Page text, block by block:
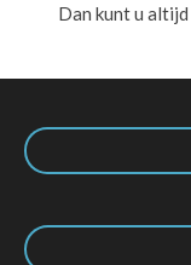
Dan kunt u altijd